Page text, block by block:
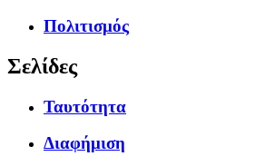
Πολιτισμός
Σελίδες
Ταυτότητα
Διαφήμιση